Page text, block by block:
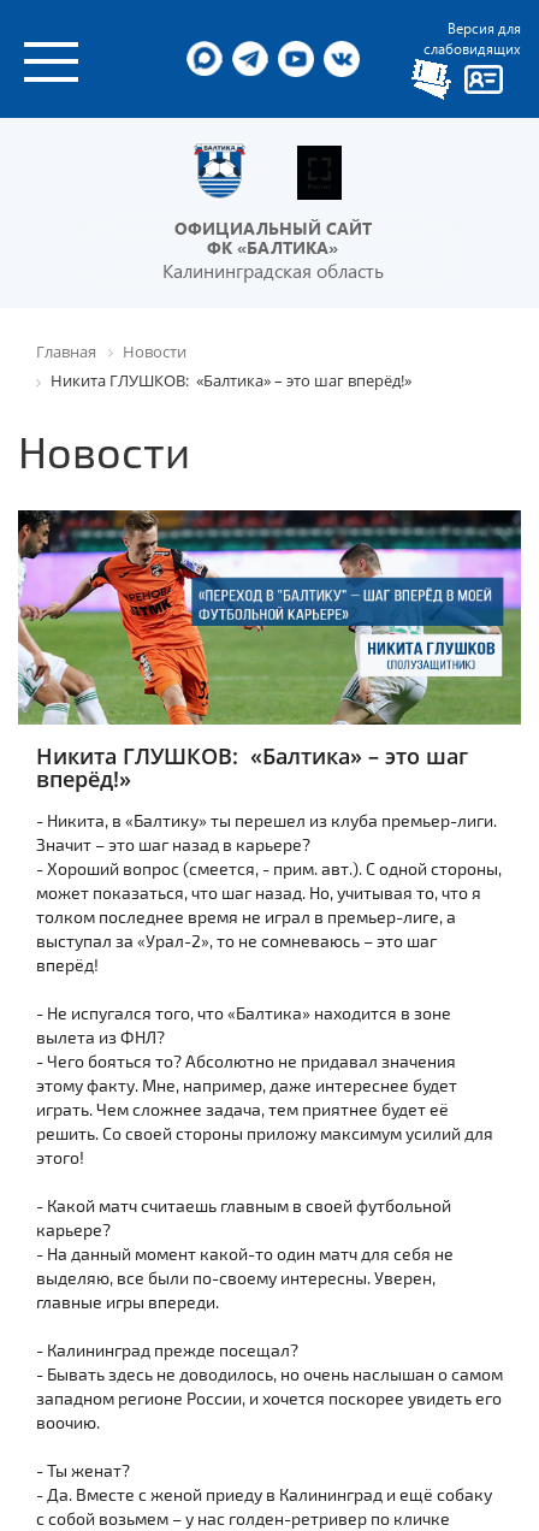
Версия для
слабовидящих
ОФИЦИАЛЬНЫЙ САЙТ
ФК «БАЛТИКА»
Калининградская область
Главная
Новости
Никита ГЛУШКОВ: «Балтика» – это шаг вперёд!»
Новости
Никита ГЛУШКОВ: «Балтика» – это шаг
вперёд!»
- Никита, в «Балтику» ты перешел из клуба премьер-лиги.
Значит – это шаг назад в карьере?
- Хороший вопрос (смеется, - прим. авт.). С одной стороны,
может показаться, что шаг назад. Но, учитывая то, что я
толком последнее время не играл в премьер-лиге, а
выступал за «Урал-2», то не сомневаюсь – это шаг
вперёд!
- Не испугался того, что «Балтика» находится в зоне
вылета из ФНЛ?
- Чего бояться то? Абсолютно не придавал значения
этому факту. Мне, например, даже интереснее будет
играть. Чем сложнее задача, тем приятнее будет её
решить. Со своей стороны приложу максимум усилий для
этого!
- Какой матч считаешь главным в своей футбольной
карьере?
- На данный момент какой-то один матч для себя не
выделяю, все были по-своему интересны. Уверен,
главные игры впереди.
- Калининград прежде посещал?
- Бывать здесь не доводилось, но очень наслышан о самом
западном регионе России, и хочется поскорее увидеть его
воочию.
- Ты женат?
- Да. Вместе с женой приеду в Калининград и ещё собаку
с собой возьмем – у нас голден-ретривер по кличке